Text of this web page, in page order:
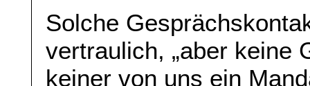
Solche
vertraulich, „aber keine
keiner von uns ein